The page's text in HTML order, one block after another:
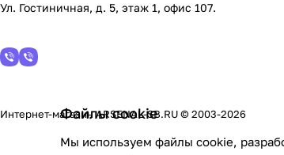
Ул. Гостиничная, д. 5, этаж 1, офис 107.
Интернет-магазин ARSENAL-SB.RU © 2003-2026
Файлы cookie
Мы используем файлы cookie,